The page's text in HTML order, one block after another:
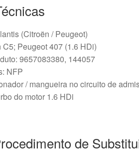
(Citroën / Peugeot)
Peugeot 407 (1.6 HDi)
9657083380, 144057
NFP
/ mangueira no circuito de
do motor 1.6 HDi
de